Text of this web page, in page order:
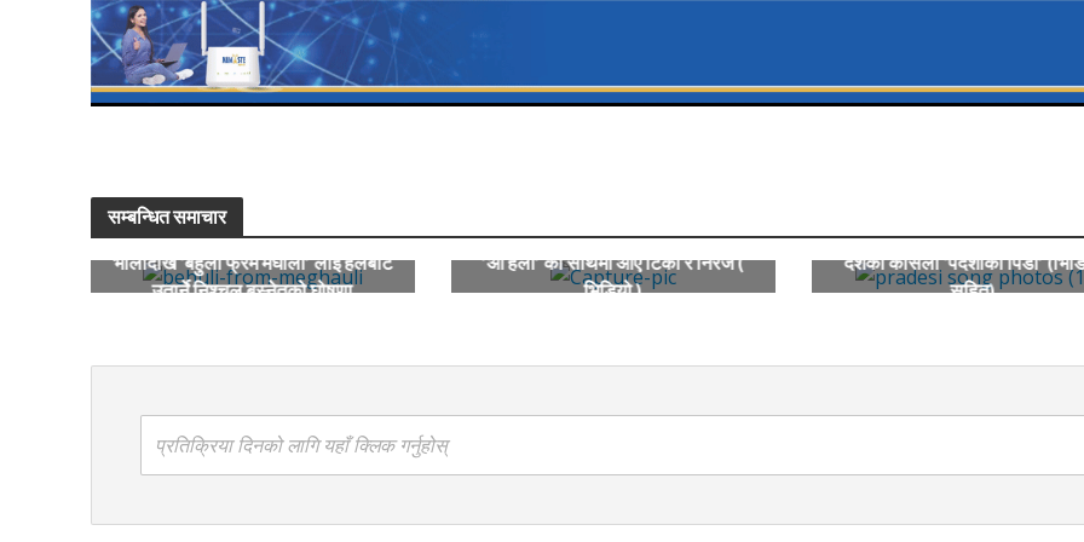
सम्बन्धित समाचार
भोलीदेखि ‘बेहुली फ्रम मेघौली’ लाई हलबाट
उतार्ने निश्चल बस्नेतको घोषणा
’ओ हेलो’ को साथमा आए टिका र निरज (
भिडियो )
दशैंको कोसेली ‘पर्देशीको पिडा’
सहित)
प्रतिक्रिया दिनको लागि यहाँ क्लिक गर्नुहोस्